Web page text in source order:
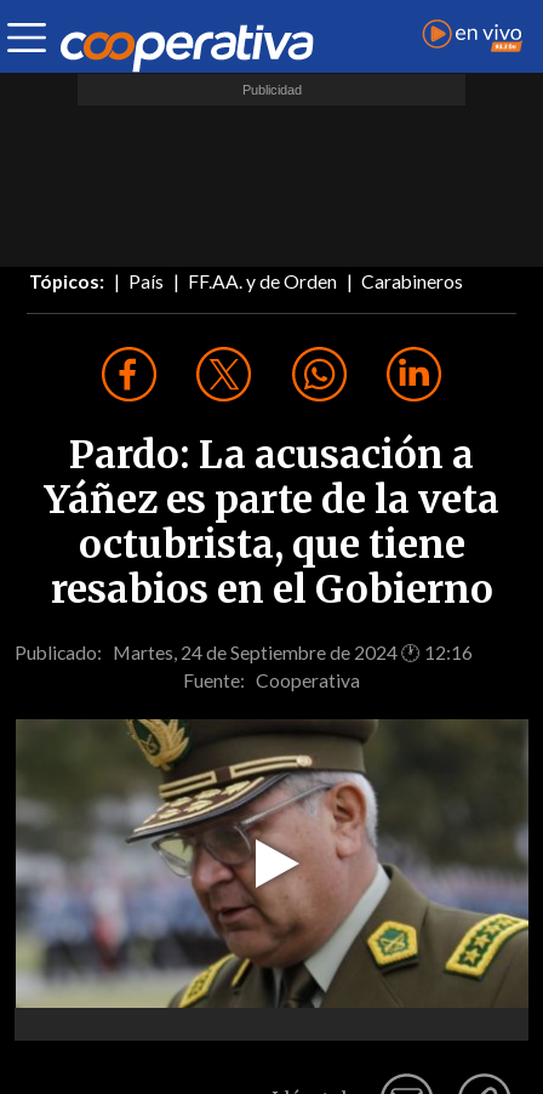
Tópicos: País FF.AA. y de Orden Carabineros
Pardo: La acusación a
Yáñez es parte de la veta
octubrista, que tiene
resabios en el Gobierno
Publicado: Martes, 24 de Septiembre de 2024 🕐 12:16
Fuente: Cooperativa
Play
Video